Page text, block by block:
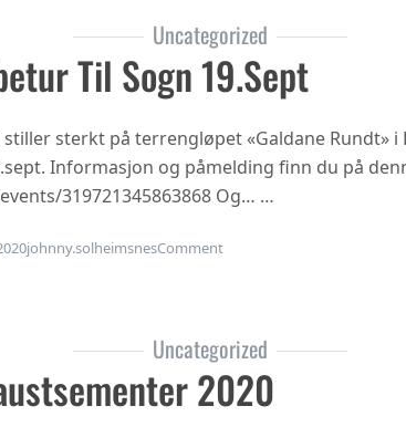
Uncategorized
Til Sogn 19.sept
sterkt på terrengløpet «Galdane Rundt»
Informasjon og påmelding finn du på
319721345863868 Og… …
johnny.solheimsnesCommenton Gubbetur til Sogn 19.sept
Uncategorized
2020